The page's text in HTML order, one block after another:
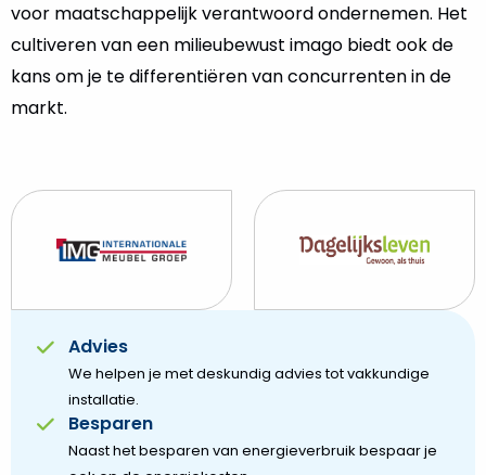
voor maatschappelijk verantwoord ondernemen. Het
cultiveren van een milieubewust imago biedt ook de
kans om je te differentiëren van concurrenten in de
markt.
Advies
We helpen je met deskundig advies tot vakkundige
installatie.
Besparen
Naast het besparen van energieverbruik bespaar je